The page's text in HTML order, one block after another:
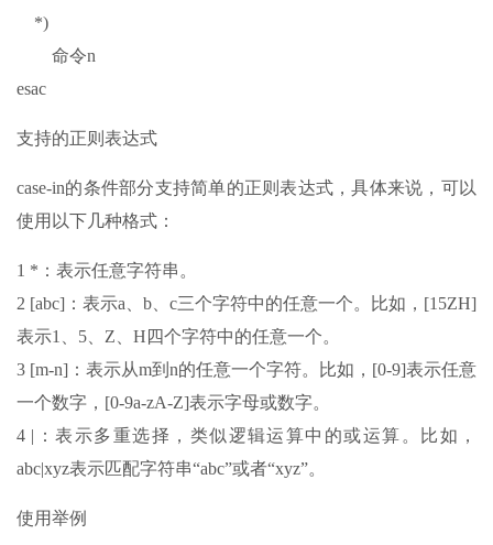
*)
命令n
esac
支持的正则表达式
case-in的条件部分支持简单的正则表达式，具体来说，可以
使用以下几种格式：
1 *：表示任意字符串。
2 [abc]：表示a、b、c三个字符中的任意一个。比如，[15ZH]
表示1、5、Z、H四个字符中的任意一个。
3 [m-n]：表示从m到n的任意一个字符。比如，[0-9]表示任意
一个数字，[0-9a-zA-Z]表示字母或数字。
4 |：表示多重选择，类似逻辑运算中的或运算。比如，
abc|xyz表示匹配字符串“abc”或者“xyz”。
使用举例